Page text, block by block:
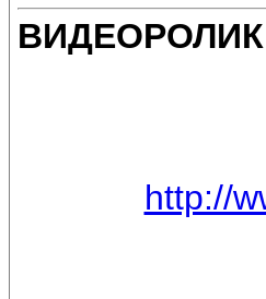
http://